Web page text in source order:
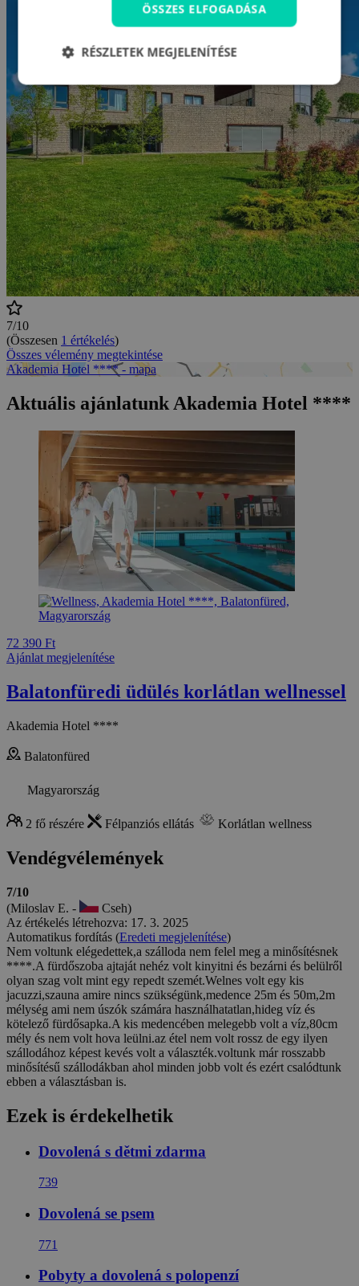
7/10
(Összesen 1 értékelés)
Összes vélemény megtekintése
Akademia Hotel **** - mapa
Aktuális ajánlatunk Akademia Hotel ****
72 390 Ft
Ajánlat megjelenítése
Balatonfüredi üdülés korlátlan wellnessel
Akademia Hotel ****
Balatonfüred
Magyarország
2 fő részére Félpanziós ellátás Korlátlan wellness
Vendégvélemények
7/10
(Miloslav E. -
Cseh)
Az értékelés létrehozva: 17. 3. 2025
Automatikus fordítás (Eredeti megjelenítése)
Nem voltunk elégedettek,a szálloda nem felel meg a minősítésnek
****.A fürdőszoba ajtaját nehéz volt kinyitni és bezárni és belülről
olyan szag volt mint egy repedt szemét.Welnes volt egy kis
jacuzzi,szauna amire nincs szükségünk,medence 25m és 50m,2m
mélység ami nem úszók számára használhatatlan,hideg víz és
kötelező fürdősapka.A kis medencében melegebb volt a víz,80cm
mély és nem volt hova leülni.az étel nem volt rossz de egy ilyen
szállodához képest kevés volt a választék.voltunk már rosszabb
minősítésű szállodákban ahol minden jobb volt és ezért csalódtunk
ebben a választásban is.
Ezek is érdekelhetik
Dovolená s dětmi zdarma
739
Dovolená se psem
771
Pobyty a dovolená s polopenzí
ÖSSZES ELFOGADÁSA
RÉSZLETEK MEGJELENÍTÉSE